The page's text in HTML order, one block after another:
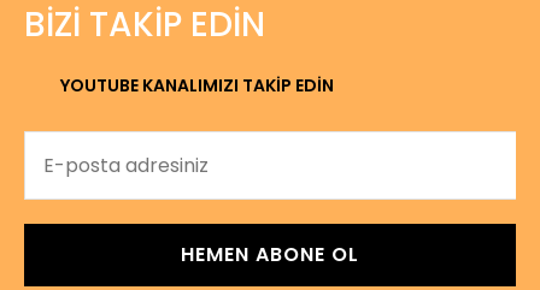
BIZI TAKIP EDIN
YOUTUBE KANALIMIZI TAKİP EDİN
HEMEN ABONE OL